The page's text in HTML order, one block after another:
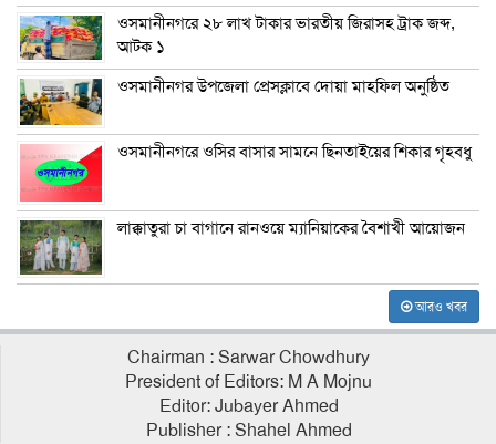
ওসমানীনগরে ২৮ লাখ টাকার ভারতীয় জিরাসহ ট্রাক জব্দ,
আটক ১
ওসমানীনগর উপজেলা প্রেসক্লাবে দোয়া মাহফিল অনুষ্ঠিত
ওসমানীনগরে ওসির বাসার সামনে ছিনতাইয়ের শিকার গৃহবধু
লাক্কাতুরা চা বাগানে রানওয়ে ম্যানিয়াকের বৈশাখী আয়োজন
আরও খবর
Chairman : Sarwar Chowdhury
President of Editors: M A Mojnu
Editor: Jubayer Ahmed
Publisher : Shahel Ahmed